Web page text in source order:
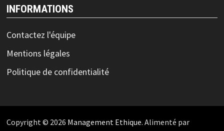
INFORMATIONS
Contactez l'équipe
Mentions légales
Politique de confidentialité
Copyright © 2026 Management Ethique. Alimenté par